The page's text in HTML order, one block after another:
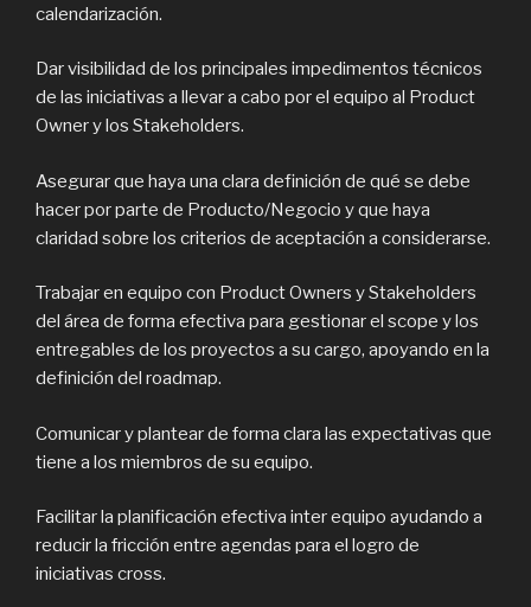
calendarización.
Dar visibilidad de los principales impedimentos técnicos
de las iniciativas a llevar a cabo por el equipo al Product
Owner y los Stakeholders.
Asegurar que haya una clara definición de qué se debe
hacer por parte de Producto/Negocio y que haya
claridad sobre los criterios de aceptación a considerarse.
Trabajar en equipo con Product Owners y Stakeholders
del área de forma efectiva para gestionar el scope y los
entregables de los proyectos a su cargo, apoyando en la
definición del roadmap.
Comunicar y plantear de forma clara las expectativas que
tiene a los miembros de su equipo.
Facilitar la planificación efectiva inter equipo ayudando a
reducir la fricción entre agendas para el logro de
iniciativas cross.